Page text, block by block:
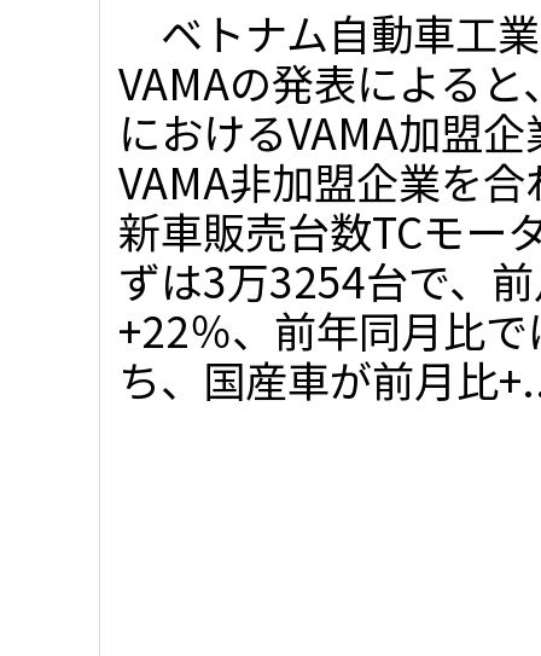
ベトナム自動車工
VAMAの発表によると
におけるVAMA加盟企
VAMA非加盟企業を
新車販売台数TCモー
ずは3万3254台で、
+22％、前年同月比
ち、国産車が前月比